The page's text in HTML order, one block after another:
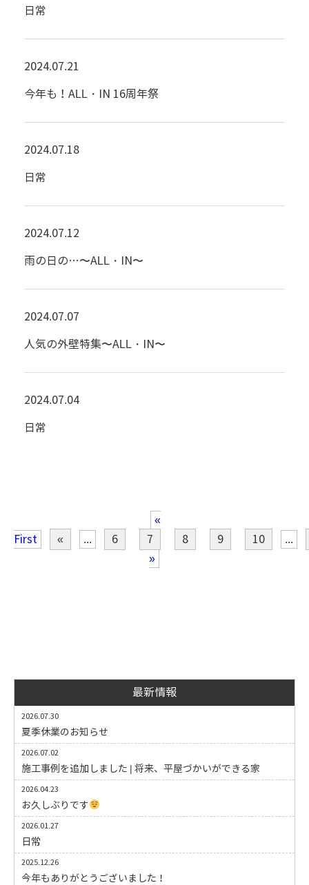
日常
2024.07.21
今年も！ALL・IN 16周年祭
2024.07.18
日常
2024.07.12
雨の日の…〜ALL・IN〜
2024.07.07
人気の外壁特集〜ALL・IN〜
2024.07.04
日常
«
First
« ... 6 7 8 9 10
...
»
最新情報
2026.07.30
夏季休業のお知らせ
2026.07.02
施工事例を追加しました | 将来、平屋づかいができる家
2026.04.23
お久しぶりです
2026.01.27
日常
2025.12.26
今年もありがとうございました！